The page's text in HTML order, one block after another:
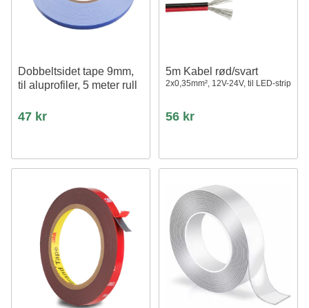
Dobbeltsidet tape 9mm,
til aluprofiler, 5 meter rull
47 kr
5m Kabel rød/svart
2x0,35mm², 12V-24V, til LED-strip
56 kr